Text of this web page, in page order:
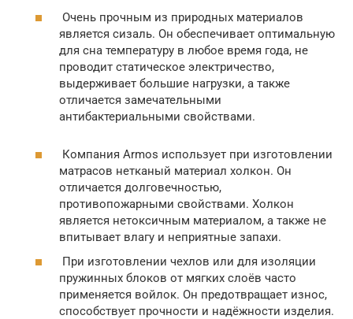
Очень прочным из природных материалов
является сизаль. Он обеспечивает оптимальную
для сна температуру в любое время года, не
проводит статическое электричество,
выдерживает большие нагрузки, а также
отличается замечательными
антибактериальными свойствами.
Компания Armos использует при изготовлении
матрасов нетканый материал холкон. Он
отличается долговечностью,
противопожарными свойствами. Холкон
является нетоксичным материалом, а также не
впитывает влагу и неприятные запахи.
При изготовлении чехлов или для изоляции
пружинных блоков от мягких слоёв часто
применяется войлок. Он предотвращает износ,
способствует прочности и надёжности изделия.